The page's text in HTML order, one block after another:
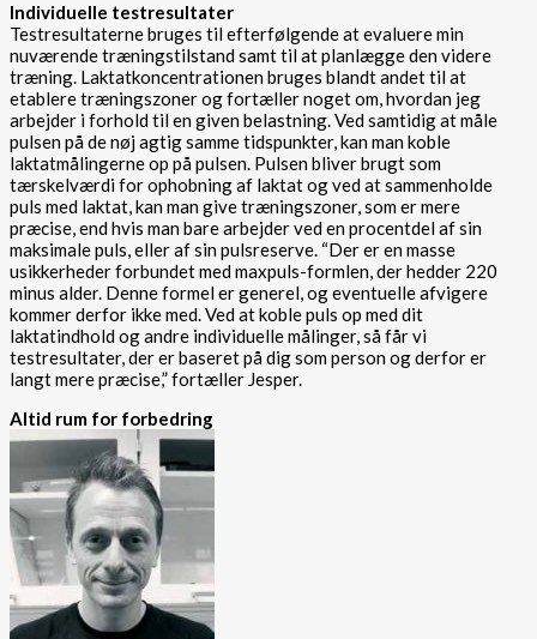
Individuelle testresultater
Testresultaterne bruges til efterfølgende at evaluere min
nuværende træningstilstand samt til at planlægge den videre
træning. Laktatkoncentrationen bruges blandt andet til at
etablere træningszoner og fortæller noget om, hvordan jeg
arbejder i forhold til en given belastning. Ved samtidig at måle
pulsen på de nøj agtig samme tidspunkter, kan man koble
laktatmålingerne op på pulsen. Pulsen bliver brugt som
tærskelværdi for ophobning af laktat og ved at sammenholde
puls med laktat, kan man give træningszoner, som er mere
præcise, end hvis man bare arbejder ved en procentdel af sin
maksimale puls, eller af sin pulsreserve. “Der er en masse
usikkerheder forbundet med maxpuls-formlen, der hedder 220
minus alder. Denne formel er generel, og eventuelle afvigere
kommer derfor ikke med. Ved at koble puls op med dit
laktatindhold og andre individuelle målinger, så får vi
testresultater, der er baseret på dig som person og derfor er
langt mere præcise,” fortæller Jesper.
Altid rum for forbedring